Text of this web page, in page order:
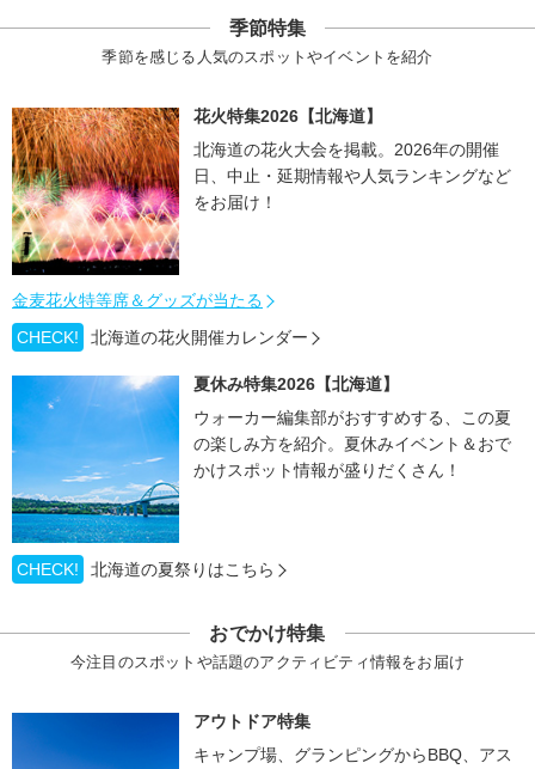
季節特集
季節を感じる人気のスポットやイベントを紹介
花火特集2026【北海道】
北海道の花火大会を掲載。2026年の開催
日、中止・延期情報や人気ランキングなど
をお届け！
金麦花火特等席＆グッズが当たる
CHECK!
北海道の花火開催カレンダー
夏休み特集2026【北海道】
ウォーカー編集部がおすすめする、この夏
の楽しみ方を紹介。夏休みイベント＆おで
かけスポット情報が盛りだくさん！
CHECK! 北海道の夏祭りはこちら
おでかけ特集
今注目のスポットや話題のアクティビティ情報をお届け
アウトドア特集
キャンプ場、グランピングからBBQ、アス